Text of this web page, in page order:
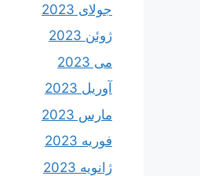
جولای 2023
ژوئن 2023
می 2023
آوریل 2023
مارس 2023
فوریه 2023
ژانویه 2023